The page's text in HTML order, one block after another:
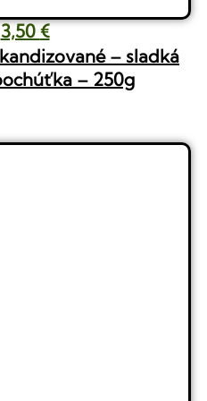
Pôvodná
cena
bola:
3,50€Aktuálna
cena
je:
– sladká
– 250g